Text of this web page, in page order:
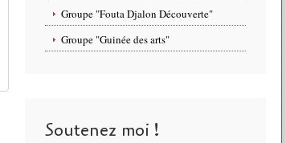
Groupe "Fouta Djalon Découverte"
Groupe "Guinée des arts"
Soutenez moi !